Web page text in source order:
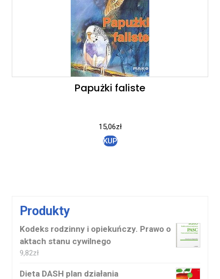
Papużki faliste
15,06zł
KUP
Produkty
Kodeks rodzinny i opiekuńczy. Prawo o
aktach stanu cywilnego
9,82zł
Dieta DASH plan działania